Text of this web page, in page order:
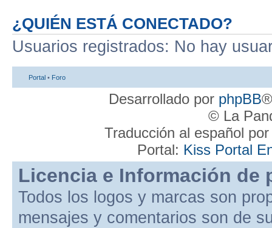
¿QUIÉN ESTÁ CONECTADO?
Usuarios registrados: No hay
Portal • Foro
Desarrollado por phpBB
© La
Traducción al español
Portal: Kiss Portal
Licencia e Información de
Todos los logos y marcas son
mensajes y comentarios son de